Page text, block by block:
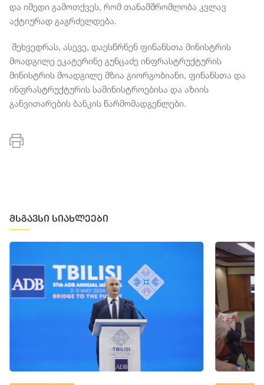
და იმედი გამოთქვეს, რომ თანამშრომლობა კვლავ
აქტიურად გაგრძელდება.
შეხვედრას, ასევე, დაესწრნენ ფინანსთა მინისტრის
მოადგილე ეკატერინე გუნცაძე ინფრასტრუქტურის
მინისტრის მოადგილე მზია გიორგობიანი, ფინანსთა და
ინფრასტრუქტურის სამინისტროებისა და აზიის
განვითარების ბანკის წარმომადგენლები.
მსგავსი სიახლეები